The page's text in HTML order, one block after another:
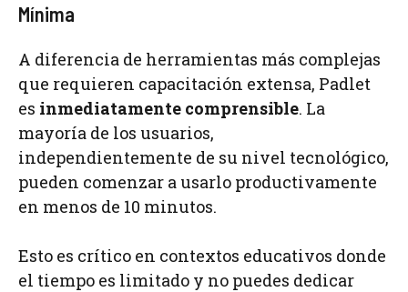
Mínima
A diferencia de herramientas más complejas
que requieren capacitación extensa, Padlet
es inmediatamente comprensible. La
mayoría de los usuarios,
independientemente de su nivel tecnológico,
pueden comenzar a usarlo productivamente
en menos de 10 minutos.
Esto es crítico en contextos educativos donde
el tiempo es limitado y no puedes dedicar